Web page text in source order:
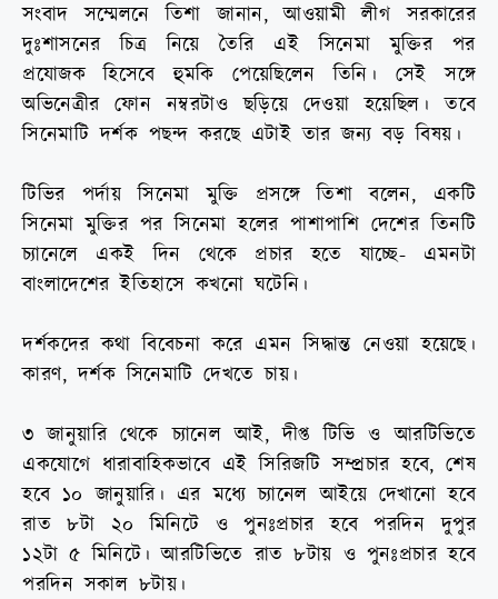
সংবাদ সম্মেলনে তিশা জানান, আওয়ামী লীগ সরকারের
দুঃশাসনের চিত্র নিয়ে তৈরি এই সিনেমা মুক্তির পর
প্রযোজক হিসেবে হুমকি পেয়েছিলেন তিনি। সেই সঙ্গে
অভিনেত্রীর ফোন নম্বরটাও ছড়িয়ে দেওয়া হয়েছিল। তবে
সিনেমাটি দর্শক পছন্দ করছে এটাই তার জন্য বড় বিষয়।
টিভির পর্দায় সিনেমা মুক্তি প্রসঙ্গে তিশা বলেন, একটি
সিনেমা মুক্তির পর সিনেমা হলের পাশাপাশি দেশের তিনটি
চ্যানেলে একই দিন থেকে প্রচার হতে যাচ্ছে- এমনটা
বাংলাদেশের ইতিহাসে কখনো ঘটেনি।
দর্শকদের কথা বিবেচনা করে এমন সিদ্ধান্ত নেওয়া হয়েছে।
কারণ, দর্শক সিনেমাটি দেখতে চায়।
৩ জানুয়ারি থেকে চ্যানেল আই, দীপ্ত টিভি ও আরটিভিতে
একযোগে ধারাবাহিকভাবে এই সিরিজটি সম্প্রচার হবে, শেষ
হবে ১০ জানুয়ারি। এর মধ্যে চ্যানেল আইয়ে দেখানো হবে
রাত ৮টা ২০ মিনিটে ও পুনঃপ্রচার হবে পরদিন দুপুর
১২টা ৫ মিনিটে। আরটিভিতে রাত ৮টায় ও পুনঃপ্রচার হবে
পরদিন সকাল ৮টায়।